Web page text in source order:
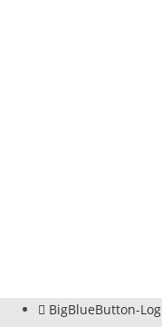
BigBlueButton-